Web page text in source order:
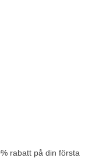
rabatt på din första